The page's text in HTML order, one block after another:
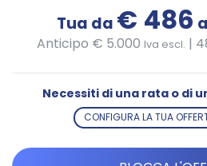
Tua da € 486
Anticipo € 5.000 Iva escl. |
Necessiti di una rata o di
CONFIGURA LA TUA